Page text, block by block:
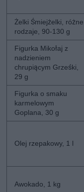
Żelki Śmiejżelki, różne
rodzaje, 90-130 g
Figurka Mikołaj z
nadzieniem
chrupiącym Grześki,
29 g
Figurka o smaku
karmelowym
Goplana, 30 g
Olej rzepakowy, 1 l
Awokado, 1 kg